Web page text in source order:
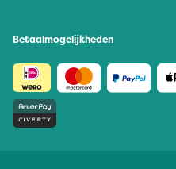
Betaalmogelijkheden